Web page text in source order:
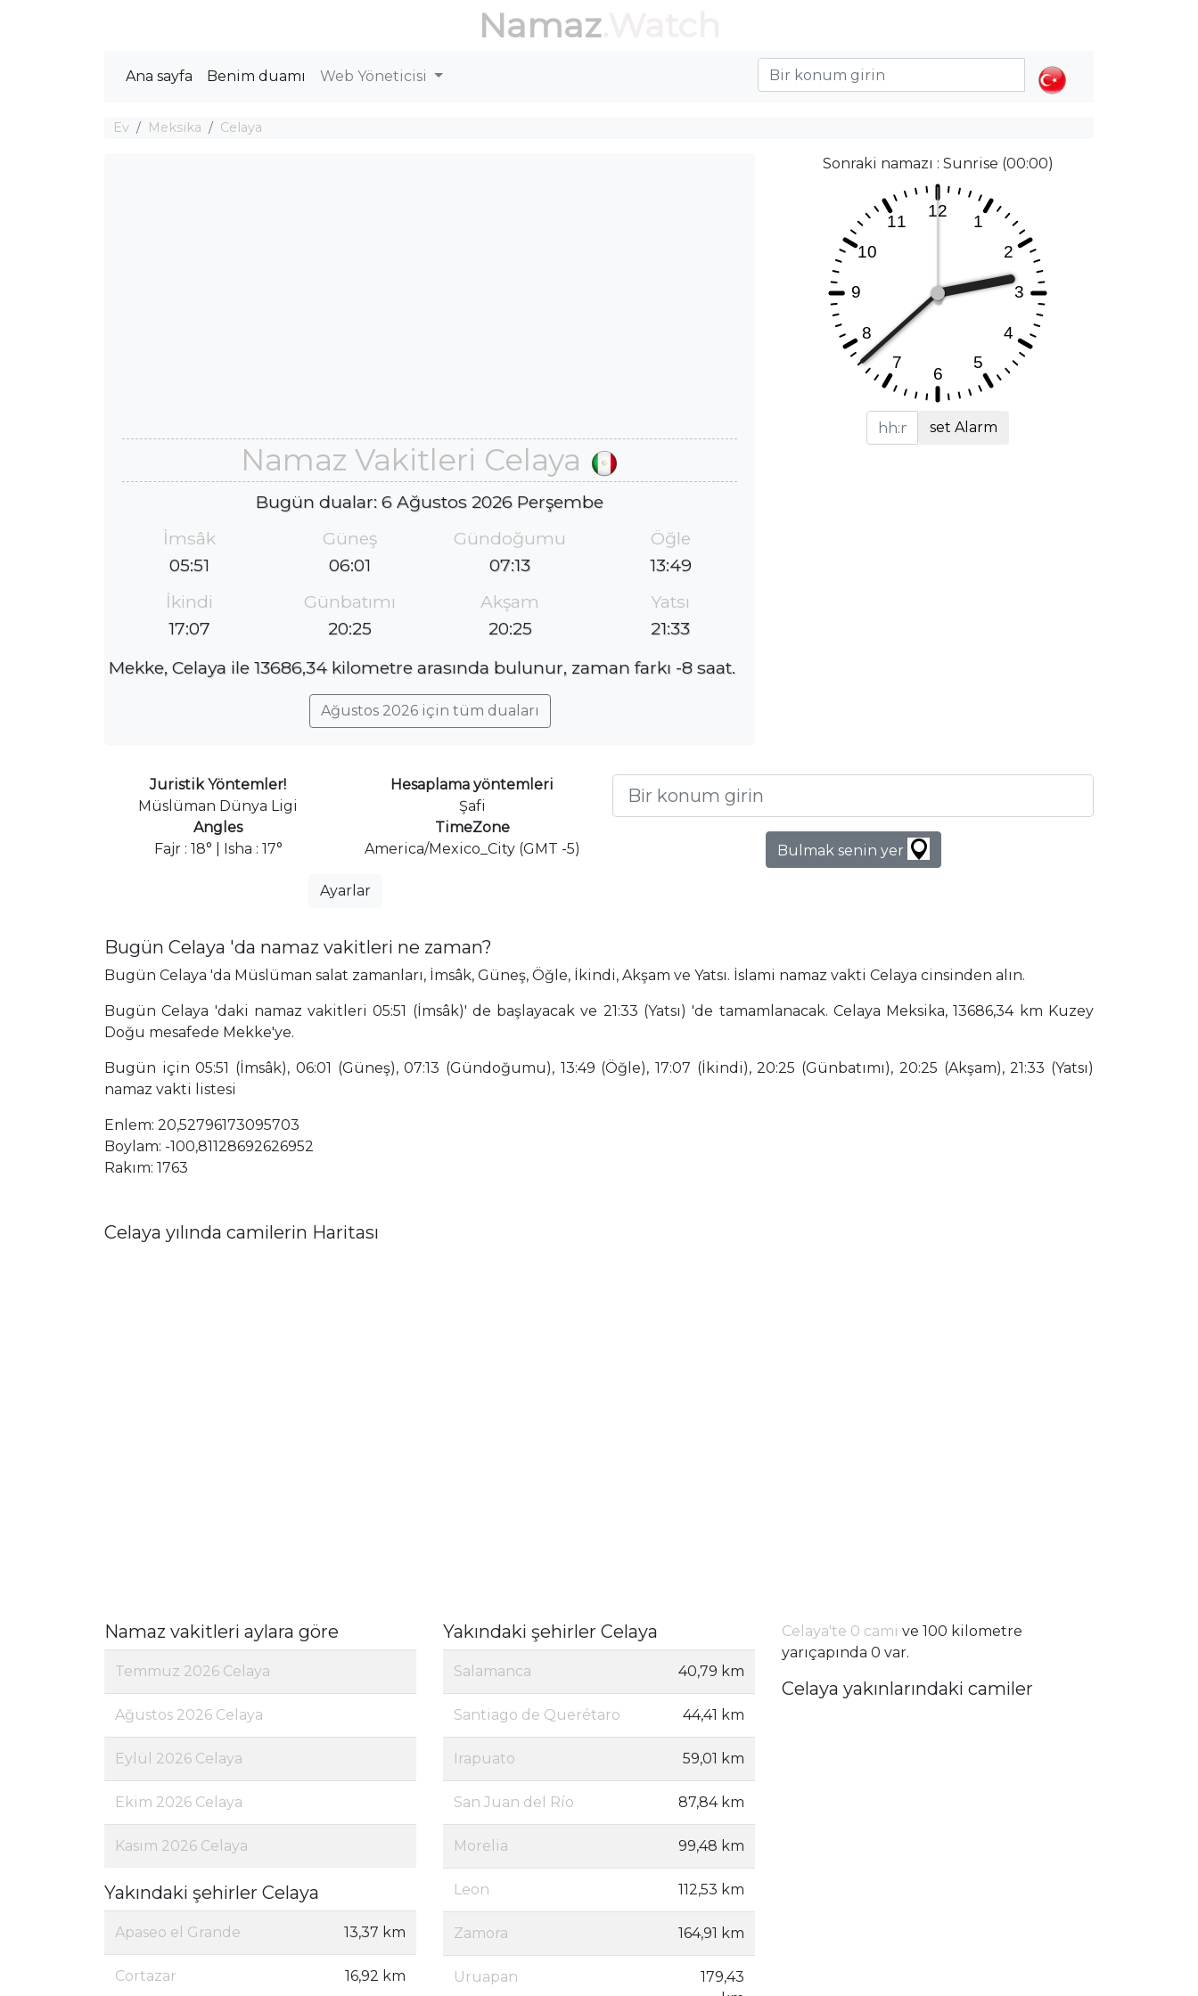
Namaz.Watch
Ana sayfa Benim duamı Web Yöneticisi
Ev Meksika Celaya
Namaz Vakitleri Celaya
Bugün dualar: 6 Ağustos 2026 Perşembe
İmsâk
05:51
Güneş
06:01
Gündoğumu
07:13
Öğle
13:49
İkindi
17:07
Günbatımı
20:25
Akşam
20:25
Yatsı
21:33
Mekke, Celaya ile 13686,34 kilometre arasında bulunur, zaman farkı -8 saat.
Ağustos 2026 için tüm duaları
Sonraki namazı : Sunrise (00:00)
set Alarm
Juristik Yöntemler!
Müslüman Dünya Ligi
Hesaplama yöntemleri
Şafi
Angles
Fajr : 18° | Isha : 17°
TimeZone
America/Mexico_City (GMT -5)
Ayarlar
Bulmak senin yer
Bugün Celaya 'da namaz vakitleri ne zaman?
Bugün Celaya 'da Müslüman salat zamanları, İmsâk, Güneş, Öğle, İkindi, Akşam ve Yatsı. İslami namaz vakti Celaya cinsinden alın.
Bugün Celaya 'daki namaz vakitleri 05:51 (İmsâk)' de başlayacak ve 21:33 (Yatsı) 'de tamamlanacak. Celaya Meksika, 13686,34 km Kuzey
Doğu mesafede Mekke'ye.
Bugün için 05:51 (İmsâk), 06:01 (Güneş), 07:13 (Gündoğumu), 13:49 (Öğle), 17:07 (İkindi), 20:25 (Günbatımı), 20:25 (Akşam), 21:33 (Yatsı)
namaz vakti listesi
Enlem: 20,52796173095703
Boylam: -100,81128692626952
Rakım: 1763
Celaya yılında camilerin Haritası
Namaz vakitleri aylara göre
Temmuz 2026 Celaya
Ağustos 2026 Celaya
Eylül 2026 Celaya
Ekim 2026 Celaya
Kasım 2026 Celaya
Yakındaki şehirler Celaya
Apaseo el Grande 13,37 km
Cortazar 16,92 km
Yakındaki şehirler Celaya
Salamanca 40,79 km
Santiago de Querétaro 44,41 km
Irapuato 59,01 km
San Juan del Río 87,84 km
Morelia 99,48 km
Leon 112,53 km
Zamora 164,91 km
Uruapan
179,43
Celaya'te 0 cami ve 100 kilometre
yarıçapında 0 var.
Celaya yakınlarındaki camiler